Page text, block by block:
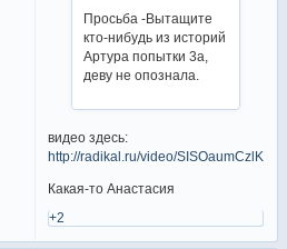
Просьба -Вытащите
кто-нибудь из историй
Артура попытки 3а,
деву не опознала.
видео здесь:
http://radikal.ru/video/SISOaumCzlK
Какая-то Анастасия
+2